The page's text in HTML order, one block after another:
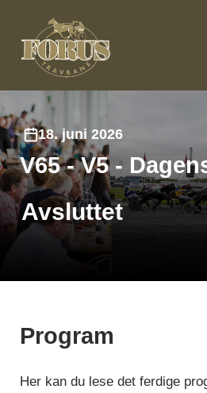
18. juni 2026
V65 - V5 -
Avsluttet
Program
Her kan du lese det ferdige